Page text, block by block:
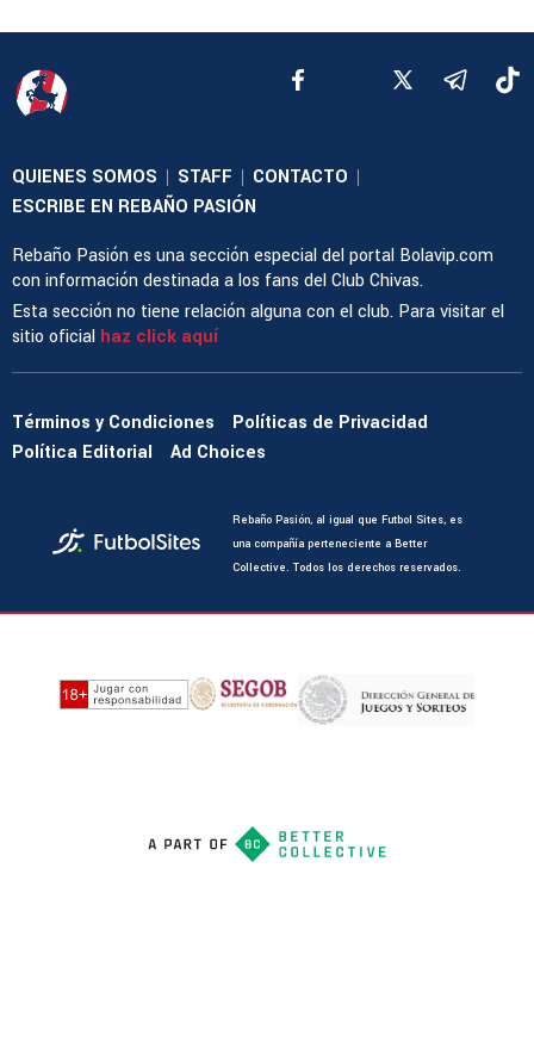
QUIENES SOMOS | STAFF | CONTACTO |
ESCRIBE EN REBAÑO PASIÓN
Rebaño Pasión es una sección especial del portal Bolavip.com
con información destinada a los fans del Club Chivas.
Esta sección no tiene relación alguna con el club. Para visitar el
sitio oficial haz click aquí
Términos y Condiciones
Políticas de Privacidad
Política Editorial
Ad Choices
Rebaño Pasión, al igual que Futbol Sites, es
una compañía perteneciente a Better
Collective. Todos los derechos reservados.